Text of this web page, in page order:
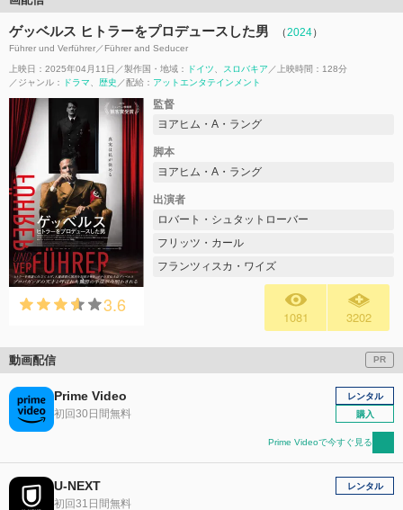
ゲッベルス ヒトラーをプロデュースした男 （2024）
Führer und Verführer／Führer and Seducer
上映日：2025年04月11日 製作国・地域： ドイツ スロバキア
上映時間：128分
ジャンル：
ドラマ 歴史 配給： アットエンタテインメント
3.6
監督
ヨアヒム・A・ラング
脚本
ヨアヒム・A・ラング
出演者
ロバート・シュタットローバー
フリッツ・カール
フランツィスカ・ワイズ
1081 3202
動画配信 PR
Prime Video
初回30日間無料
レンタル
購入
Prime Videoで今すぐ見る
U-NEXT
初回31日間無料
レンタル